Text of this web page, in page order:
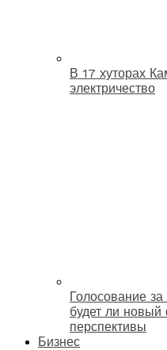
В 17 хуторах
электричество
Голосование за
будет ли
перспективы
Бизнес